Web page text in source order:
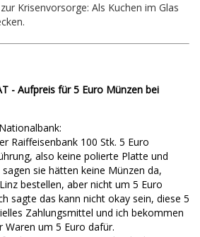
Krisenvorsorge: Als Kuchen im Glas
- Aufpreis für 5 Euro Münzen bei
Raiffeisenbank 100 Stk. 5 Euro
also keine polierte Platte und
sie hätten keine Münzen da,
bestellen, aber nicht um 5 Euro
sagte das kann nicht okay sein, diese 5
Zahlungsmittel und ich bekommen
Waren um 5 Euro dafür.